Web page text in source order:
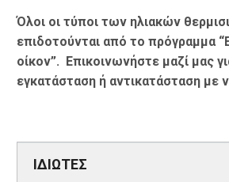
Όλοι οι τύποι των ηλιακών
επιδοτούνται από το πρόγραμμα
οίκον”. Επικοινωνήστε μαζί μας
εγκατάσταση ή αντικατάσταση με
ΙΔΙΩΤΕΣ